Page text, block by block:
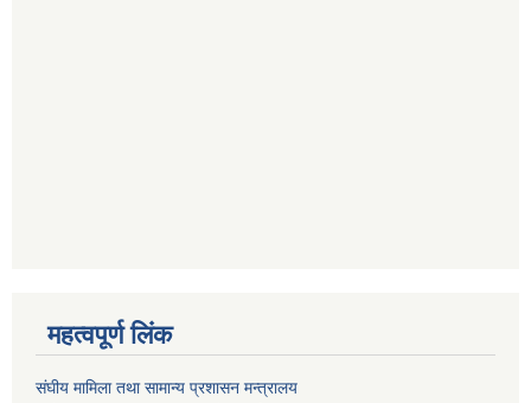
महत्वपूर्ण लिंक
संघीय मामिला तथा सामान्य प्रशासन मन्त्रालय